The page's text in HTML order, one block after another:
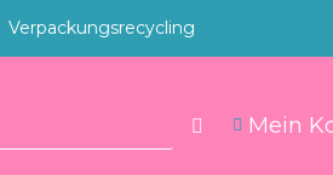
Verpackungsrecycling
Mein